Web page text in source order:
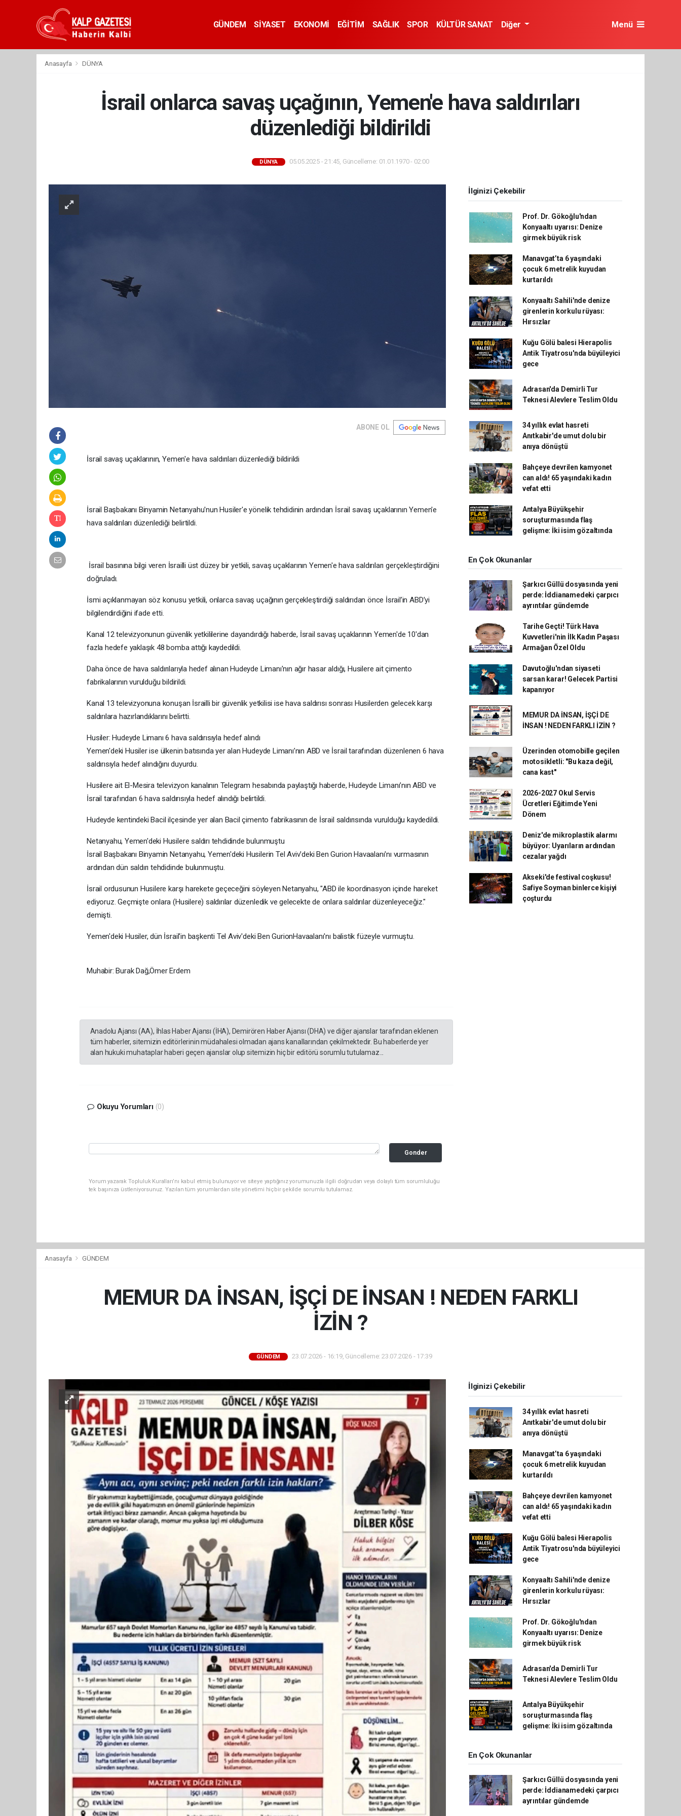
GÜNDEM SİYASET EKONOMİ EĞİTİM SAĞLIK SPOR KÜLTÜR SANAT Diğer Menü
Anasayfa DÜNYA
İsrail onlarca savaş uçağının, Yemen'e hava saldırıları
düzenlediği bildirildi
DÜNYA 05.05.2025 - 21:45, Güncelleme: 01.01.1970 - 02:00
ABONE OL
İsrail savaş uçaklarının, Yemen'e hava saldırıları düzenlediği bildirildi
İsrail Başbakanı Binyamin Netanyahu'nun Husiler'e yönelik tehdidinin ardından İsrail savaş uçaklarının Yemen'e
hava saldırıları düzenlediği belirtildi.
İsrail basınına bilgi veren İsrailli üst düzey bir yetkili, savaş uçaklarının Yemen'e hava saldırıları gerçekleştirdiğini
doğruladı.
İsmi açıklanmayan söz konusu yetkili, onlarca savaş uçağının gerçekleştirdiği saldırıdan önce İsrail’in ABD’yi
bilgilendirdiğini ifade etti.
Kanal 12 televizyonunun güvenlik yetkililerine dayandırdığı haberde, İsrail savaş uçaklarının Yemen'de 10'dan
fazla hedefe yaklaşık 48 bomba attığı kaydedildi.
Daha önce de hava saldırılarıyla hedef alınan Hudeyde Limanı'nın ağır hasar aldığı, Husilere ait çimento
fabrikalarının vurulduğu bildirildi.
Kanal 13 televizyonuna konuşan İsrailli bir güvenlik yetkilisi ise hava saldırısı sonrası Husilerden gelecek karşı
saldırılara hazırlandıklarını belirtti.
Husiler: Hudeyde Limanı 6 hava saldırısıyla hedef alındı
Yemen'deki Husiler ise ülkenin batısında yer alan Hudeyde Limanı’nın ABD ve İsrail tarafından düzenlenen 6 hava
saldırısıyla hedef alındığını duyurdu.
Husilere ait El-Mesira televizyon kanalının Telegram hesabında paylaştığı haberde, Hudeyde Limanı’nın ABD ve
İsrail tarafından 6 hava saldırısıyla hedef alındığı belirtildi.
Hudeyde kentindeki Bacil ilçesinde yer alan Bacil çimento fabrikasının de İsrail saldırısında vurulduğu kaydedildi.
Netanyahu, Yemen'deki Husilere saldırı tehdidinde bulunmuştu
İsrail Başbakanı Binyamin Netanyahu, Yemen'deki Husilerin Tel Aviv'deki Ben Gurion Havaalanı'nı vurmasının
ardından dün saldırı tehdidinde bulunmuştu.
İsrail ordusunun Husilere karşı harekete geçeceğini söyleyen Netanyahu, "ABD ile koordinasyon içinde hareket
ediyoruz. Geçmişte onlara (Husilere) saldırılar düzenledik ve gelecekte de onlara saldırılar düzenleyeceğiz."
demişti.
Yemen'deki Husiler, dün İsrail'in başkenti Tel Aviv'deki Ben GurionHavaalanı'nı balistik füzeyle vurmuştu.
Muhabir: Burak Dağ,Ömer Erdem
Anadolu Ajansı (AA), İhlas Haber Ajansı (İHA), Demirören Haber Ajansı (DHA) ve diğer ajanslar tarafından eklenen
tüm haberler, sitemizin editörlerinin müdahalesi olmadan ajans kanallarından çekilmektedir. Bu haberlerde yer
alan hukuki muhataplar haberi geçen ajanslar olup sitemizin hiç bir editörü sorumlu tutulamaz...
Okuyu Yorumları (0)
Gonder
Yorum yazarak Topluluk Kuralları’nı kabul etmiş bulunuyor ve siteye yaptığınız yorumunuzla ilgili doğrudan veya dolaylı tüm sorumluluğu
tek başınıza üstleniyorsunuz. Yazılan tüm yorumlardan site yönetimi hiçbir şekilde sorumlu tutulamaz.
İlginizi Çekebilir
Prof. Dr. Gökoğlu'ndan
Konyaaltı uyarısı: Denize
girmek büyük risk
Manavgat’ta 6 yaşındaki
çocuk 6 metrelik kuyudan
kurtarıldı
Konyaaltı Sahili'nde denize
girenlerin korkulu rüyası:
Hırsızlar
Kuğu Gölü balesi Hierapolis
Antik Tiyatrosu'nda büyüleyici
gece
Adrasan'da Demirli Tur
Teknesi Alevlere Teslim Oldu
34 yıllık evlat hasreti
Anıtkabir'de umut dolu bir
anıya dönüştü
Bahçeye devrilen kamyonet
can aldı! 65 yaşındaki kadın
vefat etti
Antalya Büyükşehir
soruşturmasında flaş
gelişme: İki isim gözaltında
En Çok Okunanlar
Şarkıcı Güllü dosyasında yeni
perde: İddianamedeki çarpıcı
ayrıntılar gündemde
Tarihe Geçti! Türk Hava
Kuvvetleri'nin İlk Kadın Paşası
Armağan Özel Oldu
Davutoğlu'ndan siyaseti
sarsan karar! Gelecek Partisi
kapanıyor
MEMUR DA İNSAN, İŞÇİ DE
İNSAN ! NEDEN FARKLI İZİN ?
Üzerinden otomobille geçilen
motosikletli: "Bu kaza değil,
cana kast"
2026-2027 Okul Servis
Ücretleri Eğitimde Yeni
Dönem
Deniz'de mikroplastik alarmı
büyüyor: Uyarıların ardından
cezalar yağdı
Akseki'de festival coşkusu!
Safiye Soyman binlerce kişiyi
çoşturdu
Anasayfa GÜNDEM
MEMUR DA İNSAN, İŞÇİ DE İNSAN ! NEDEN FARKLI
İZİN ?
GÜNDEM 23.07.2026 - 16:19, Güncelleme: 23.07.2026 - 17:39
İlginizi Çekebilir
34 yıllık evlat hasreti
Anıtkabir'de umut dolu bir
anıya dönüştü
Manavgat’ta 6 yaşındaki
çocuk 6 metrelik kuyudan
kurtarıldı
Bahçeye devrilen kamyonet
can aldı! 65 yaşındaki kadın
vefat etti
Kuğu Gölü balesi Hierapolis
Antik Tiyatrosu'nda büyüleyici
gece
Konyaaltı Sahili'nde denize
girenlerin korkulu rüyası:
Hırsızlar
Prof. Dr. Gökoğlu'ndan
Konyaaltı uyarısı: Denize
girmek büyük risk
Adrasan'da Demirli Tur
Teknesi Alevlere Teslim Oldu
Antalya Büyükşehir
soruşturmasında flaş
gelişme: İki isim gözaltında
En Çok Okunanlar
Şarkıcı Güllü dosyasında yeni
perde: İddianamedeki çarpıcı
ayrıntılar gündemde